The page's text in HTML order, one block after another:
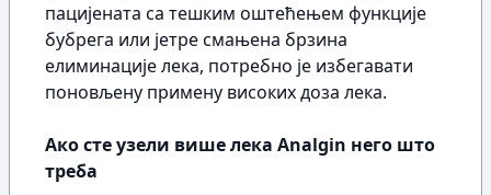
пацијената са тешким оштећењем функције
бубрега или јетре смањена брзина
елиминације лека, потребно је избегавати
поновљену примену високих доза лека.
Ако сте узели више лека Analgin него што
треба